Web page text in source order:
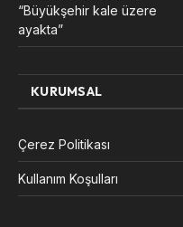
“Büyükşehir kale üzere
ayakta”
KURUMSAL
Çerez Politikası
Kullanım Koşulları